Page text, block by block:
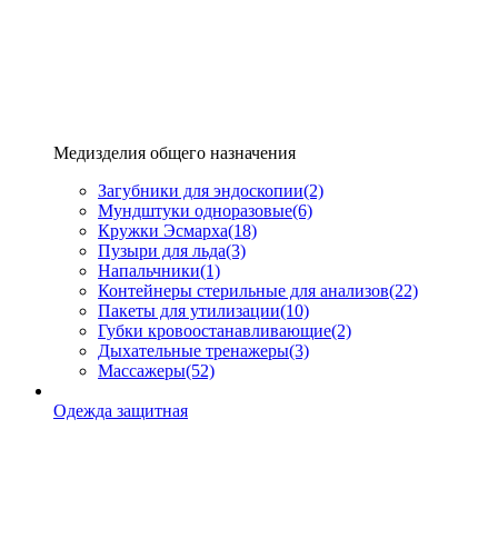
Медизделия общего назначения
Загубники для эндоскопии(2)
Мундштуки одноразовые(6)
Кружки Эсмарха(18)
Пузыри для льда(3)
Напальчники(1)
Контейнеры стерильные для анализов(22)
Пакеты для утилизации(10)
Губки кровоостанавливающие(2)
Дыхательные тренажеры(3)
Массажеры(52)
Одежда защитная